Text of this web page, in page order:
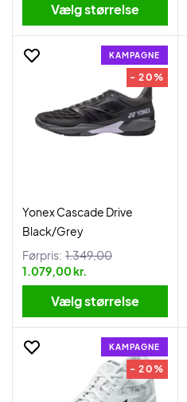
Vælg størrelse
KAMPAGNE
- 20%
Yonex Cascade Drive
Black/Grey
Førpris: 1.349,00
1.079,00 kr.
Vælg størrelse
KAMPAGNE
- 20%